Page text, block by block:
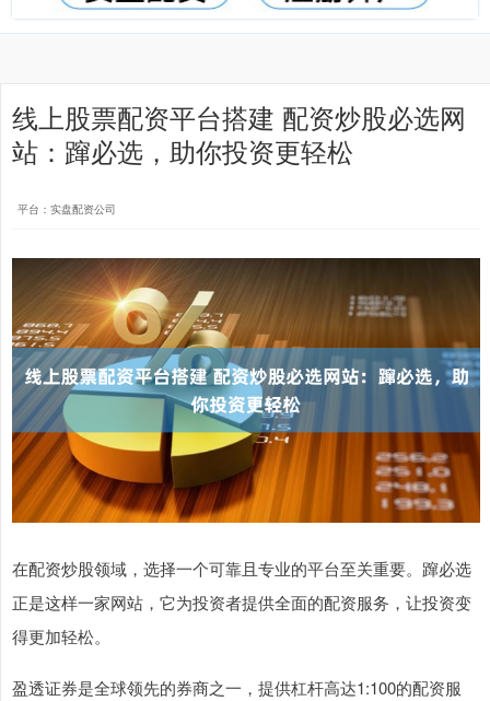
线上股票配资平台搭建 配资炒股必选网
站：蹿必选，助你投资更轻松
平台：实盘配资公司
在配资炒股领域，选择一个可靠且专业的平台至关重要。蹿必选
正是这样一家网站，它为投资者提供全面的配资服务，让投资变
得更加轻松。
盈透证券是全球领先的券商之一，提供杠杆高达1:100的配资服